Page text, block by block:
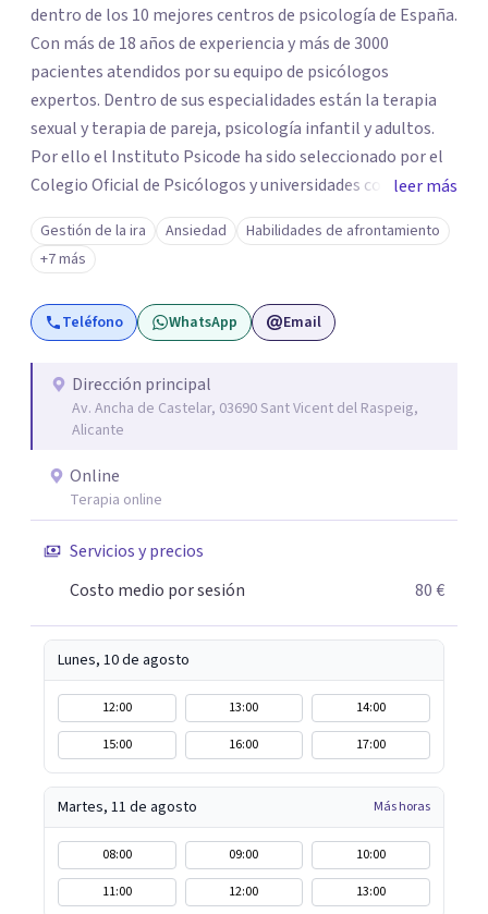
dentro de los 10 mejores centros de psicología de España.
Con más de 18 años de experiencia y más de 3000
pacientes atendidos por su equipo de psicólogos
expertos. Dentro de sus especialidades están la terapia
sexual y terapia de pareja, psicología infantil y adultos.
Por ello el Instituto Psicode ha sido seleccionado por el
Colegio Oficial de Psicólogos y universidades como la
UNIR, Europea y la U. Nebrija para que colabore en la
formación de psicólogos de máster y psicólogos
colegiados. Están en continuo crecimiento. Actualmente
tiene sede en Madrid y Alicante.
leer más
Gestión de la ira Ansiedad
Habilidades de afrontamiento
+7 más
Teléfono WhatsApp Email
Dirección principal
Av. Ancha de Castelar, 03690 Sant Vicent del Raspeig,
Alicante
Online
Terapia online
Servicios y precios
Costo medio por sesión
80 €
Lunes, 10 de agosto
12:00 13:00
14:00
15:00
16:00 17:00
Martes, 11 de agosto Más horas
08:00 09:00
10:00
11:00
12:00 13:00